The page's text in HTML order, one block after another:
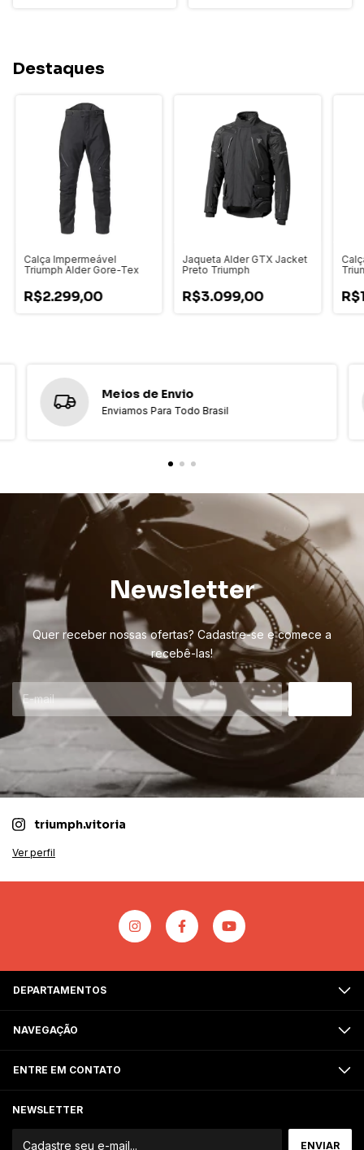
Destaques
Calça Impermeável
Triumph Alder Gore-Tex
R$2.299,00
Jaqueta Alder GTX Jacket
Preto Triumph
R$3.099,00
Meios de Envio
Enviamos Para Todo Brasil
Newsletter
Quer receber nossas ofertas? Cadastre-se e comece a
recebê-las!
triumph.vitoria
Ver perfil
DEPARTAMENTOS
NAVEGAÇÃO
ENTRE EM CONTATO
NEWSLETTER